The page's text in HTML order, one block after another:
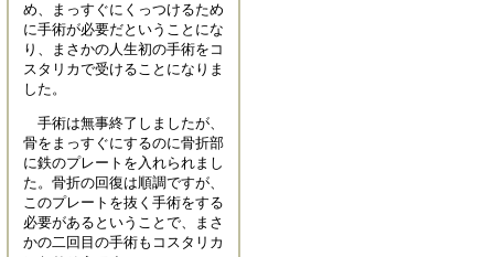
め、まっすぐにくっつけるため
に手術が必要だということにな
り、まさかの人生初の手術をコ
スタリカで受けることになりま
した。
手術は無事終了しましたが、
骨をまっすぐにするのに骨折部
に鉄のプレートを入れられまし
た。骨折の回復は順調ですが、
このプレートを抜く手術をする
必要があるということで、まさ
かの二回目の手術もコスタリカ